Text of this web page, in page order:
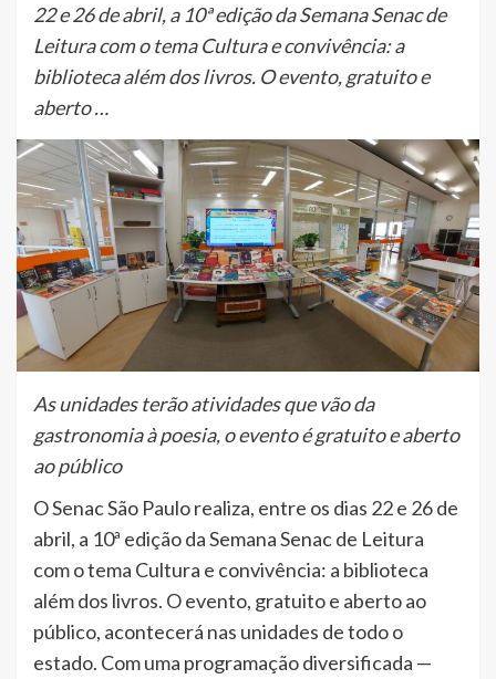
22 e 26 de abril, a 10ª edição da Semana Senac de
Leitura com o tema Cultura e convivência: a
biblioteca além dos livros. O evento, gratuito e
aberto …
As unidades terão atividades que vão da
gastronomia à poesia, o evento é gratuito e aberto
ao público
O Senac São Paulo realiza, entre os dias 22 e 26 de
abril, a 10ª edição da Semana Senac de Leitura
com o tema Cultura e convivência: a biblioteca
além dos livros. O evento, gratuito e aberto ao
público, acontecerá nas unidades de todo o
estado. Com uma programação diversificada —